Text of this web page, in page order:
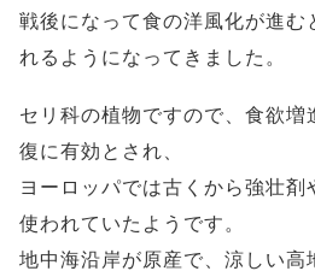
戦後になって食の洋風化が進む
れるようになってきました。
セリ科の植物ですので、食欲増
復に有効とされ、
ヨーロッパでは古くから強壮剤
使われていたようです。
地中海沿岸が原産で、涼しい高